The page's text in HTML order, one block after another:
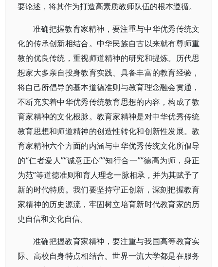
要论述，将其作为打造高素质教师队伍的根本遵循。
准确把握教育家精神，要注重与中华优秀传统文
化的传承创新相结合。中华民族自古以来就有尊师重
教的优良传统，重视师道精神的研究和提炼。历代思
想家大多亲自投身教育实践、具备丰富的教育经验，
将自己所倡导的基本道德准则与教育理念融会贯通，
不断充实着中华优秀传统教育思想的内容，构成了教
育家精神的文化根脉。教育家精神是对中华优秀传统
教育思想和师道精神的创造性转化和创新性发展。教
育家精神六个方面的内涵与中华优秀传统文化所倡导
的“仁者爱人”“诚意正心”“知行合一”“德高为师，身正
为范”等道德准则和育人理念一脉相承，并为其赋予了
新的时代特质。我们要坚持守正创新，深刻把握教育
家精神的历史源流，牢固树立培育新时代教育家的历
史自信和文化自信。
准确把握教育家精神，要注重与我国高等教育实
际、高校自身特点相结合。世界一流大学都是在服务